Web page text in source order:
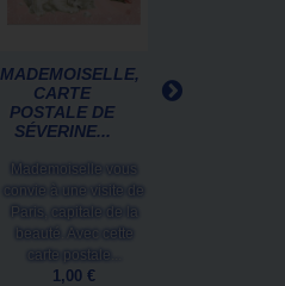
MADEMOISELLE,
CARTE
POSTALE DE
SÉVERINE...
Mademoiselle vous
convie à une visite de
Paris, capitale de la
beauté. Avec cette
carte postale...
1,00 €